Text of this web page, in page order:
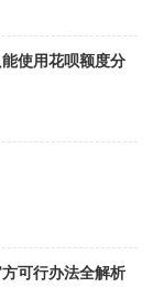
使用花呗额度分
可行办法全解析